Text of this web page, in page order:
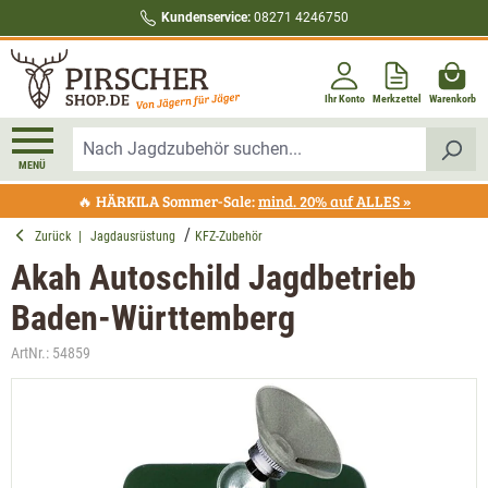
Kundenservice: 08271 4246750
Ihr Konto Merkzettel Warenkorb
MENÜ
🔥 HÄRKILA Sommer-Sale:mind. 20% auf ALLES »
Zurück Jagdausrüstung KFZ-Zubehör
Akah Autoschild Jagdbetrieb
Baden-Württemberg
ArtNr.: 54859